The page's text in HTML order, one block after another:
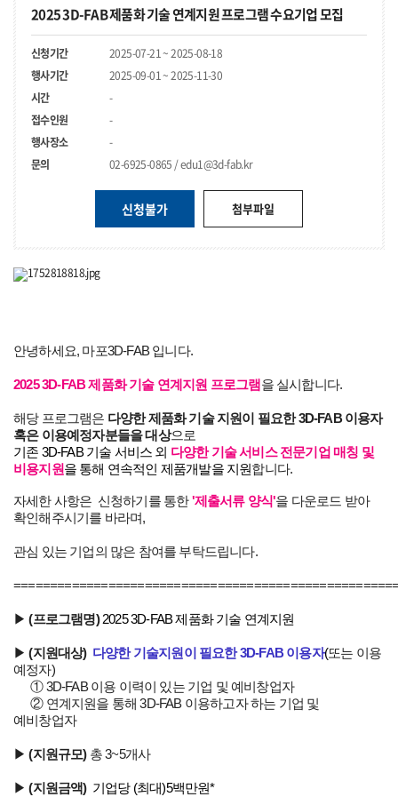
2025 3D-FAB 제품화 기술 연계지원 프로그램 수요기업 모집
신청기간
2025-07-21 ~ 2025-08-18
행사기간
2025-09-01 ~ 2025-11-30
시간
-
접수인원
-
행사장소
-
문의
02-6925-0865 / edu1@3d-fab.kr
신청불가 첨부파일
안녕하세요, 마포3D-FAB 입니다.
2025 3D-FAB 제품화 기술 연계지원 프로그램을 실시합니다.
해당 프로그램은 다양한 제품화 기술 지원이 필요한 3D-FAB 이용자
혹은 이용예정자분들을 대상으로
기존 3D-FAB 기술 서비스 외 다양한 기술서비스 전문기업 매칭 및
비용지원을 통해 연속적인 제품개발을 지원합니다.
자세한 사항은 신청하기를 통한'제출서류 양식'을 다운로드 받아
확인해주시기를 바라며,
관심 있는 기업의 많은 참여를 부탁드립니다.
▶(프로그램명) 2025 3D-FAB 제품화 기술 연계지원
▶(지원대상) 다양한 기술지원이 필요한 3D-FAB 이용자(또는 이용
예정자)
① 3D-FAB 이용 이력이 있는 기업 및 예비창업자
② 연계지원을 통해 3D-FAB 이용하고자 하는 기업 및
예비창업자
▶(지원규모)총 3~5개사
▶(지원금액) 기업당 (최대)5백만원*